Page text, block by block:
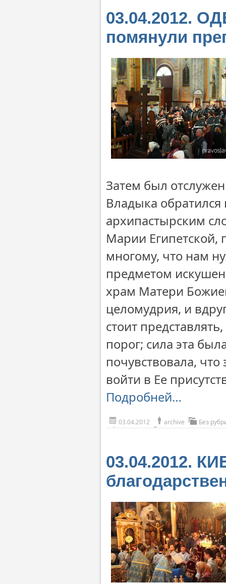
03.04.2012.
помянули
Затем был
Владыка
архипастырским
Марии Египетской,
многому, что нам
предметом
храм Матери
целомудрия, и
стоит
порог; сила эта
почувствовала,
войти в Ее
Подробней…
03.04.2012 archive Без
03.04.2012.